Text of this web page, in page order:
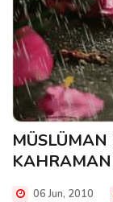
06 Jun, 2010